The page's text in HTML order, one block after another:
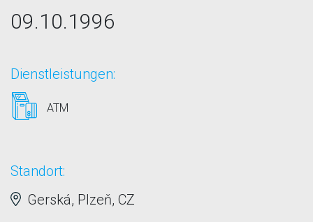
09.10.1996
Dienstleistungen:
ATM
Standort:
Gerská, Plzeň, CZ